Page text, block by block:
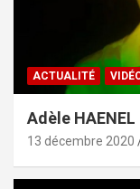
ACTUALITÉ
Adèle
13 décembre 2020